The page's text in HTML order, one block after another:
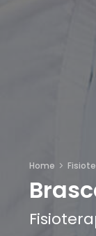
Home